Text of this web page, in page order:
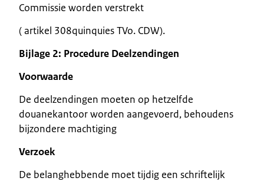
Commissie worden verstrekt
( artikel 308quinquies TVo. CDW).
Bijlage 2: Procedure Deelzendingen
Voorwaarde
De deelzendingen moeten op hetzelfde
douanekantoor worden aangevoerd, behoudens
bijzondere machtiging
Verzoek
De belanghebbende moet tijdig een schriftelijk